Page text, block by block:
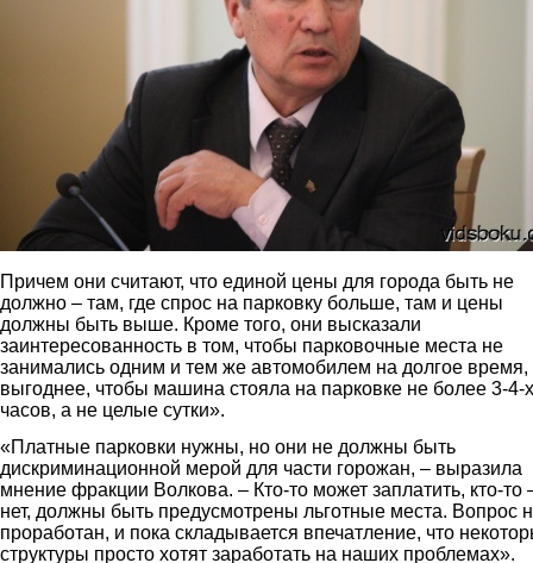
Причем они считают, что единой цены для города быть не
должно – там, где спрос на парковку больше, там и цены
должны быть выше. Кроме того, они высказали
заинтересованность в том, чтобы парковочные места не
занимались одним и тем же автомобилем на долгое
выгоднее, чтобы машина стояла на парковке не более 3-4-х
часов, а не целые сутки».
«Платные парковки нужны, но они не должны быть
дискриминационной мерой для части горожан, – выразила
мнение фракции Волкова. – Кто-то может заплатить, кто-то
нет, должны быть предусмотрены льготные места. Вопрос
проработан, и пока складывается впечатление, что
структуры просто хотят заработать на наших проблемах».